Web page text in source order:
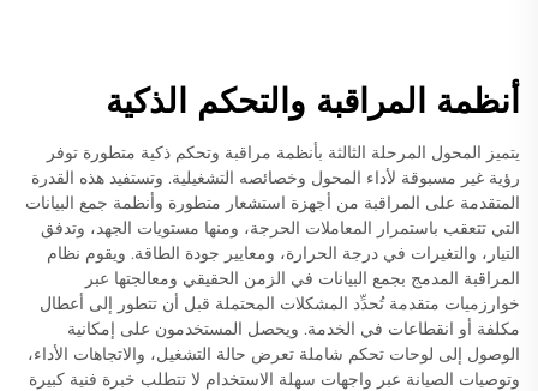
أنظمة المراقبة والتحكم الذكية
يتميز المحول المرحلة الثالثة بأنظمة مراقبة وتحكم ذكية متطورة توفر
رؤية غير مسبوقة لأداء المحول وخصائصه التشغيلية. وتستفيد هذه القدرة
المتقدمة على المراقبة من أجهزة استشعار متطورة وأنظمة جمع البيانات
التي تتعقب باستمرار المعاملات الحرجة، ومنها مستويات الجهد، وتدفق
التيار، والتغيرات في درجة الحرارة، ومعايير جودة الطاقة. ويقوم نظام
المراقبة المدمج بجمع البيانات في الزمن الحقيقي ومعالجتها عبر
خوارزميات متقدمة تُحدِّد المشكلات المحتملة قبل أن تتطور إلى أعطال
مكلفة أو انقطاعات في الخدمة. ويحصل المستخدمون على إمكانية
الوصول إلى لوحات تحكم شاملة تعرض حالة التشغيل، والاتجاهات الأداء،
وتوصيات الصيانة عبر واجهات سهلة الاستخدام لا تتطلب خبرة فنية كبيرة